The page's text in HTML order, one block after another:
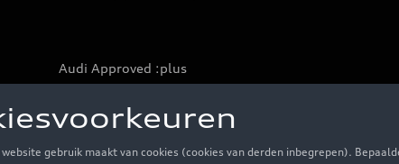
Audi Approved :plus